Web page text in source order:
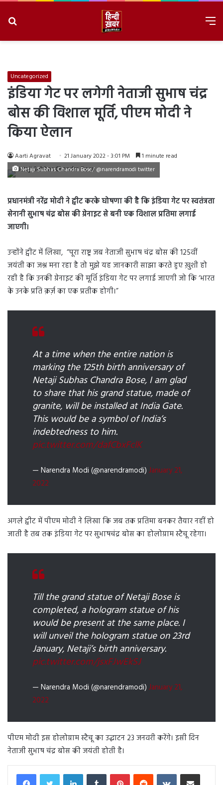
Uncategorized
इंडिया गेट पर लगेगी नेताजी सुभाष चंद्र
बोस की विशाल मूर्ति, पीएम मोदी ने
किया ऐलान
Aarti Agravat 21 January 2022 - 3:01 PM 1 minute read
Netaji Subhas Chandra Bose/ @narendramodi twitter
प्रधानमंत्री नरेंद्र मोदी ने ट्वीट करके घोषणा की है कि इंडिया गेट पर स्वतंत्रता
सेनानी सुभाष चंद्र बोस की ग्रेनाइट से बनी एक विशाल प्रतिमा लगाई
जाएगी।
उन्होंने ट्वीट में लिखा, “पूरा राष्ट्र जब नेताजी सुभाष चंद्र बोस की 125वीं
जयंती का जश्न मना रहा है तो मुझे यह जानकारी साझा करते हुए ख़ुशी हो
रही है कि उनकी ग्रेनाइट की मूर्ति इंडिया गेट पर लगाई जाएगी जो कि ‘भारत
के उनके प्रति क़र्ज़ का एक प्रतीक होगी।”
At a time when the entire nation is
marking the 125th birth anniversary of
Netaji Subhas Chandra Bose, I am glad
to share that his grand statue, made of
granite, will be installed at India Gate.
This would be a symbol of India’s
indebtedness to him.
pic.twitter.com/dafCbxFclK
— Narendra Modi (@narendramodi) January 21,
2022
अगले ट्वीट में पीएम मोदी ने लिखा कि जब तक प्रतिमा बनकर तैयार नहीं हो
जाती है तब तक इंडिया गेट पर सुभाषचंद्र बोस का होलोग्राम स्टैचू रहेगा।
Till the grand statue of Netaji Bose is
completed, a hologram statue of his
would be present at the same place. I
will unveil the hologram statue on 23rd
January, Netaji’s birth anniversary.
pic.twitter.com/jsxFJwEkSJ
— Narendra Modi (@narendramodi) January 21,
2022
पीएम मोदी इस होलोग्राम स्टैचू का उद्घाटन 23 जनवरी करेंगे। इसी दिन
नेताजी सुभाष चंद्र बोस की जयंती होती है।
LinkedInTumblr PinterestReddit VKontakteShare via Email